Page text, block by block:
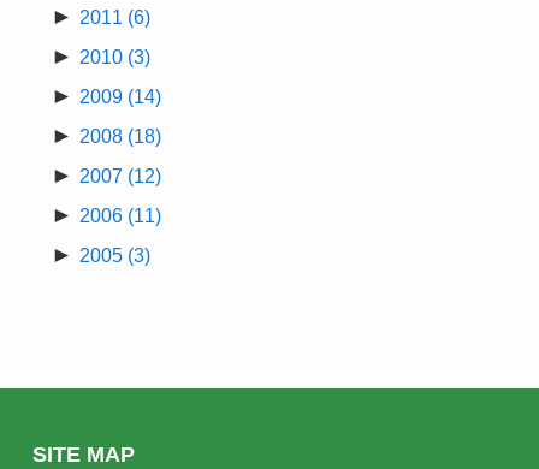
► 2011 (6)
► 2010 (3)
► 2009 (14)
► 2008 (18)
► 2007 (12)
► 2006 (11)
► 2005 (3)
SITE MAP